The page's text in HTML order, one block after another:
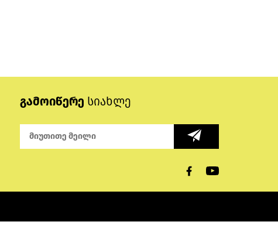
გამოიწერე სიახლე